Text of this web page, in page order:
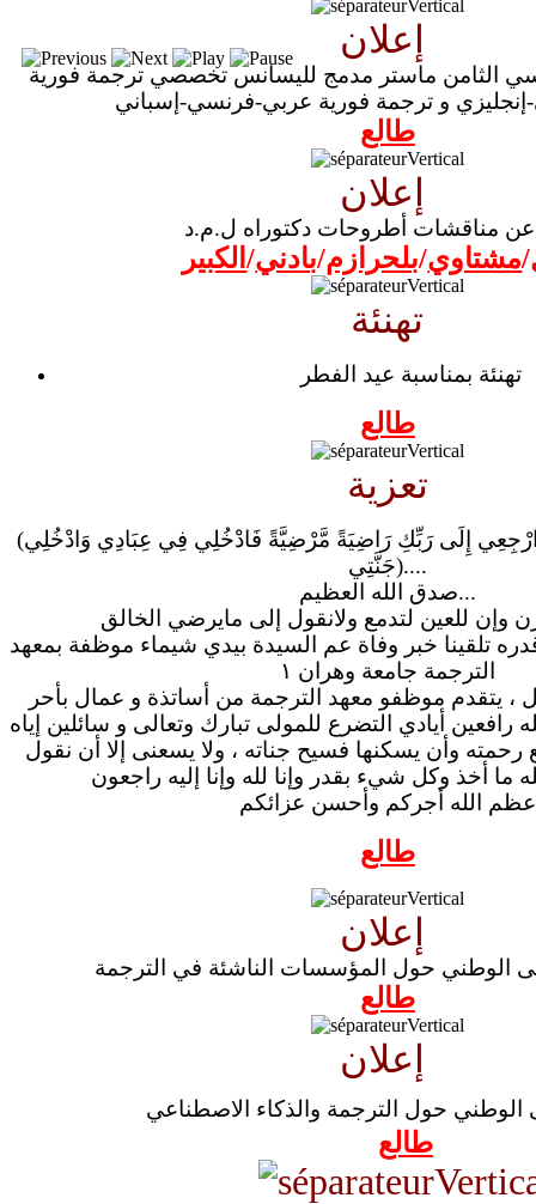
الثامن ماستر مدمج لليسانس تخصصي ترجمة فورية
و ترجمة فورية عربي-فرنسي-إسباني
طالع
عن مناقشات أطروحات دكتوراه ل.م.د
/مشتاوي/بلحرازم/بادني/الكبير
تهنئة
تهنئة بمناسبة عيد الفطر
طالع
تعزية
(يا أَيَّتُهَا النَّفْسُ الْمُطْمَئِنَّةُ ارْجِعِي إِلَى رَبِّكِ رَاضِيَةً مَّرْضِيَّةً فَادْخُلِي فِي عِبَادِي وَادْخُلِي
جَنَّتِي)....
صدق الله العظيم...
تلقينا خبر وفاة عم السيدة بيدي شيماء موظفة بمعهد
الترجمة جامعة وهران ١
، يتقدم موظفو معهد الترجمة من أساتذة و عمال بأحر
رافعين أيادي التضرع للمولى تبارك وتعالى و سائلين إياه
رحمته وأن يسكنها فسيح جناته ، ولا يسعنى إلا أن نقول
عظم الله أجركم وأحسن عزائكم
طالع
إعلان
الوطني حول المؤسسات الناشئة في الترجمة
طالع
طالع